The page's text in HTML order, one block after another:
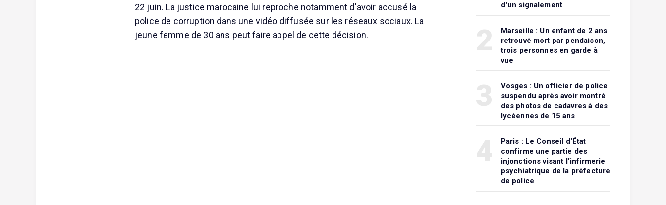
22 juin. La justice marocaine lui reproche notamment d'avoir accusé la
police de corruption dans une vidéo diffusée sur les réseaux sociaux. La
jeune femme de 30 ans peut faire appel de cette décision.
d'un signalement
Marseille : Un enfant de 2 ans
retrouvé mort par pendaison,
trois personnes en garde à
vue
Vosges : Un officier de police
suspendu après avoir montré
des photos de cadavres à des
lycéennes de 15 ans
Paris : Le Conseil d'État
confirme une partie des
injonctions visant l'infirmerie
psychiatrique de la préfecture
de police